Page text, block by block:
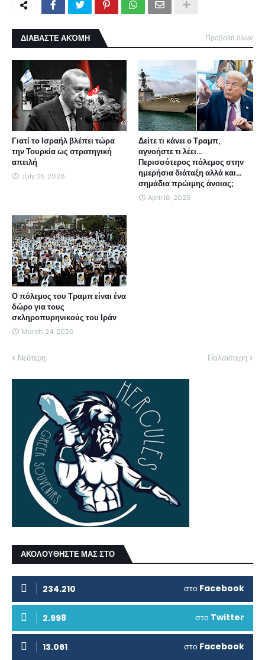
ΔΙΑΒΑΣΤΕ ΑΚΌΜΗ Προβολή όλων
Γιατί το Ισραήλ βλέπει τώρα
την Τουρκία ως στρατηγική
απειλή
July 25, 2026
Δείτε τι κάνει ο Τραμπ,
αγνοήστε τι λέει...
Περισσότερος πόλεμος στην
ημερήσια διάταξη αλλά και...
σημάδια πρώιμης άνοιας;
April 16, 2026
Ο πόλεμος του Τραμπ είναι ένα
δώρο για τους
σκληροπυρηνικούς του Ιράν
March 24, 2026
Νεότερη Παλαιότερη
ΑΚΟΛΟΥΘΗΣΤΕ ΜΑΣ ΣΤΟ
234.210 στο Facebook
2.998 στο Twitter
13.061 στο Facebook